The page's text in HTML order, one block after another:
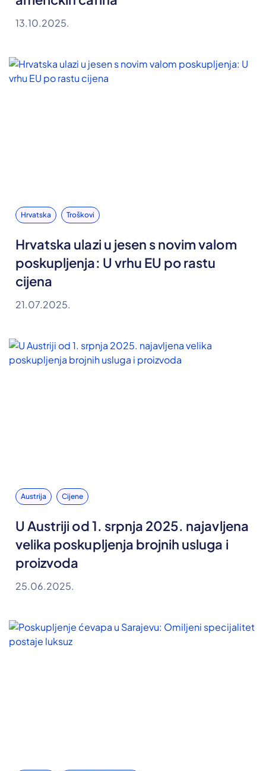
13.10.2025.
Hrvatska Troškovi
Hrvatska ulazi u jesen s novim valom
poskupljenja: U vrhu EU po rastu
cijena
21.07.2025.
Austrija Cijene
U Austriji od 1. srpnja 2025. najavljena
velika poskupljenja brojnih usluga i
proizvoda
25.06.2025.